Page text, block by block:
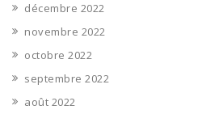
décembre 2022
novembre 2022
octobre 2022
septembre 2022
août 2022